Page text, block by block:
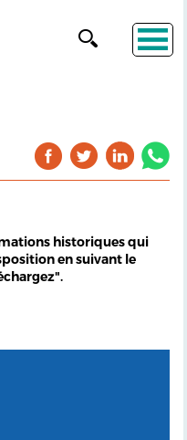
historiques qui
en suivant le